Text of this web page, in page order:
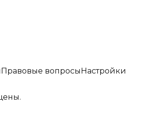
Правовые вопросыНастройки